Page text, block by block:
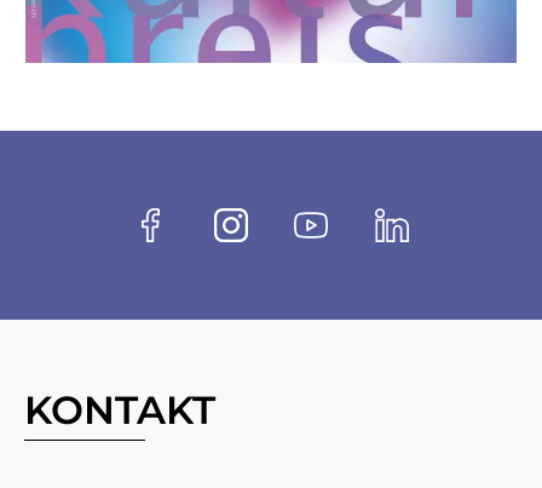
Socials
FacebookInstagramYoutubeLinkedin
KONTAKT